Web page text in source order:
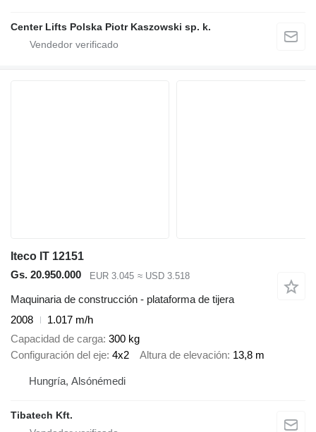
Center Lifts Polska Piotr Kaszowski sp. k.
Iteco IT 12151
Gs. 20.950.000
EUR 3.045 ≈ USD 3.518
Maquinaria de construcción - plataforma de tijera
2008
1.017 m/h
Capacidad de carga 300 kg
Configuración del eje 4x2 Altura de elevación 13,8 m
Hungría, Alsónémedi
Tibatech Kft.